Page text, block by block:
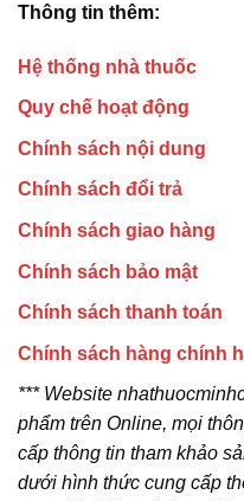
Thông tin thêm:
Hệ thống nhà thuốc
Quy chế hoạt động
Chính sách nội dung
Chính sách đổi trả
Chính sách giao hàng
Chính sách bảo mật
Chính sách thanh toán
Chính sách hàng chính
*** Website
phẩm trên Online, mọi
cấp thông tin tham khảo
dưới hình thức cung cấp